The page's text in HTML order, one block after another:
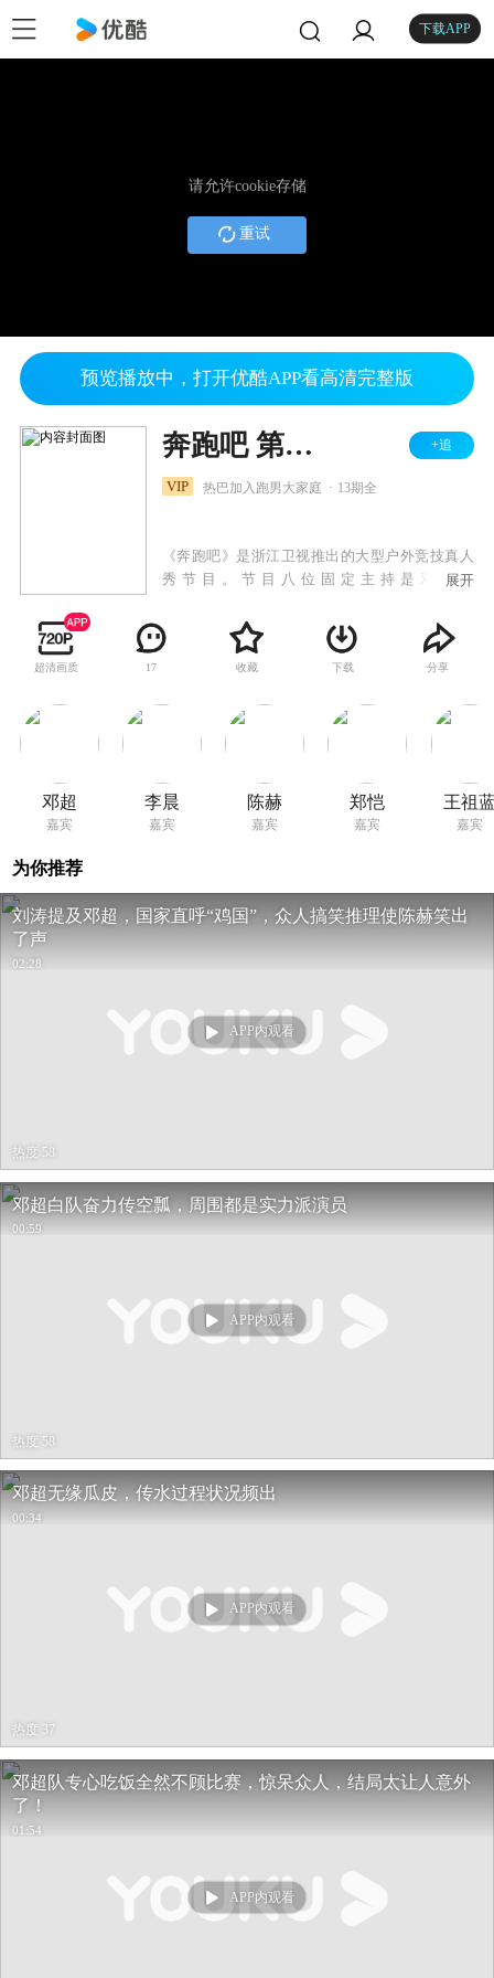
下载APP
请允许cookie存储
重试
预览播放中，打开优酷APP看高清完整版
奔跑吧 第一季 +追
VIP 热巴加入跑男大家庭 13期全
《奔跑吧》是浙江卫视推出的大型户外竞技真人
秀节目。节目八位固定主持是邓超、
蓝、鹿晗、迪丽热巴。《奔跑吧兄弟》固定主持
Angelababy（杨颖）由于照顾小海绵暂时缺席。
节目立足于中国文化资源并加入了“中国特色”民
展开
超清画质 17 收藏 下载 分享
邓超
嘉宾
李晨
嘉宾
陈赫
嘉宾
郑恺
嘉宾
王祖
嘉宾
为你推荐
刘涛提及邓超，国家直呼“鸡国”，众人搞笑推理使陈赫笑出
了声
02:28
APP内观看
热度 58
邓超白队奋力传空瓢，周围都是实力派演员
00:59
APP内观看
热度 58
邓超无缘瓜皮，传水过程状况频出
00:34
APP内观看
热度 37
邓超队专心吃饭全然不顾比赛，惊呆众人，结局太让人意外
了！
01:54
APP内观看